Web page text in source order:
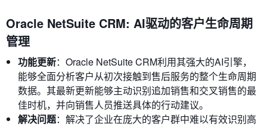
Oracle NetSuite CRM: AI驱动的客户生命周期
管理
功能更新：Oracle NetSuite CRM利用其强大的AI引擎，
能够全面分析客户从初次接触到售后服务的整个生命周期
数据。其最新更新能够主动识别追加销售和交叉销售的最
佳时机，并向销售人员推送具体的行动建议。
解决问题：解决了企业在庞大的客户群中难以有效识别高